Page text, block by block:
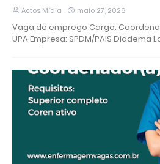
Actos Mídia maio 27, 2026
Vaga de emprego Cargo:
UPA Empresa: SPDM/PAIS Diadema